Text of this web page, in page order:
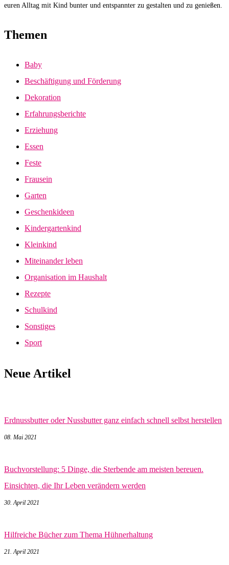
euren Alltag mit Kind bunter und entspannter zu gestalten und zu genießen.
Themen
Baby
Beschäftigung und Förderung
Dekoration
Erfahrungsberichte
Erziehung
Essen
Feste
Frausein
Garten
Geschenkideen
Kindergartenkind
Kleinkind
Miteinander leben
Organisation im Haushalt
Rezepte
Schulkind
Sonstiges
Sport
Neue Artikel
Erdnussbutter oder Nussbutter ganz einfach schnell selbst herstellen
08. Mai 2021
Buchvorstellung: 5 Dinge, die Sterbende am meisten bereuen.
Einsichten, die Ihr Leben verändern werden
30. April 2021
Hilfreiche Bücher zum Thema Hühnerhaltung
21. April 2021